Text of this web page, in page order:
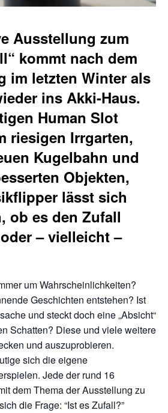
Ausstellung zum
kommt nach dem
im letzten Winter als
ins Akki-Haus.
Human Slot
riesigen Irrgarten,
Kugelbahn und
Objekten,
lässt sich
ob es den Zufall
– vielleicht –
um Wahrscheinlichkeiten?
Geschichten entstehen? Ist
und steckt doch eine „Absicht“
Schatten? Diese und viele weitere
und auszuprobieren.
sich die eigene
Jede der rund 16
dem Thema der Ausstellung zu
die Frage: “Ist es Zufall?”